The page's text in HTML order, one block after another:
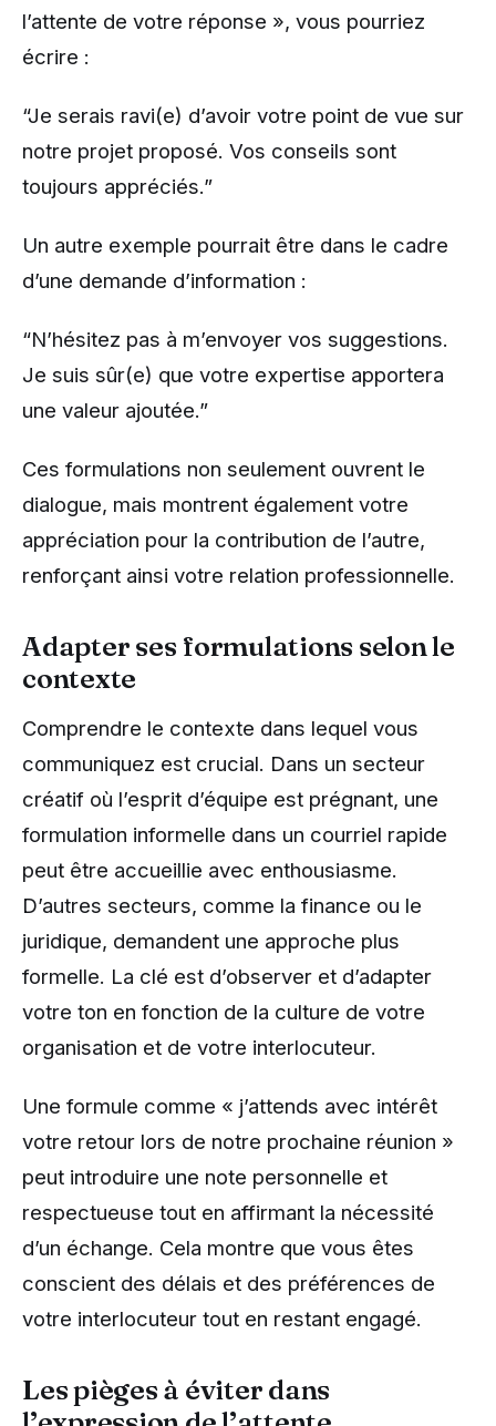
l’attente de votre réponse », vous pourriez
écrire :
“Je serais ravi(e) d’avoir votre point de vue sur
notre projet proposé. Vos conseils sont
toujours appréciés.”
Un autre exemple pourrait être dans le cadre
d’une demande d’information :
“N’hésitez pas à m’envoyer vos suggestions.
Je suis sûr(e) que votre expertise apportera
une valeur ajoutée.”
Ces formulations non seulement ouvrent le
dialogue, mais montrent également votre
appréciation pour la contribution de l’autre,
renforçant ainsi votre relation professionnelle.
Adapter ses formulations selon le
contexte
Comprendre le contexte dans lequel vous
communiquez est crucial. Dans un secteur
créatif où l’esprit d’équipe est prégnant, une
formulation informelle dans un courriel rapide
peut être accueillie avec enthousiasme.
D’autres secteurs, comme la finance ou le
juridique, demandent une approche plus
formelle. La clé est d’observer et d’adapter
votre ton en fonction de la culture de votre
organisation et de votre interlocuteur.
Une formule comme « j’attends avec intérêt
votre retour lors de notre prochaine réunion »
peut introduire une note personnelle et
respectueuse tout en affirmant la nécessité
d’un échange. Cela montre que vous êtes
conscient des délais et des préférences de
votre interlocuteur tout en restant engagé.
Les pièges à éviter dans